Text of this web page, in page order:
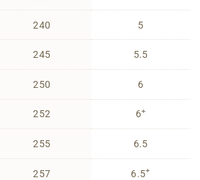
240
245
250
252
255
257
5
5.5
6
6+
6.5
6.5+